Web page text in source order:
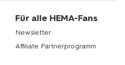
Für alle HEMA-Fans
Newsletter
Affiliate Partnerprogramm